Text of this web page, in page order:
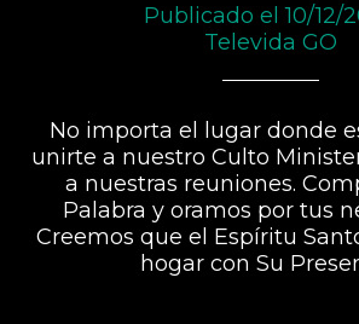
Publicado el 10/12/
Televida GO
No importa el lugar donde
unirte a nuestro Culto
a nuestras reuniones.
Palabra y oramos por tus
Creemos que el Espíritu
hogar con Su